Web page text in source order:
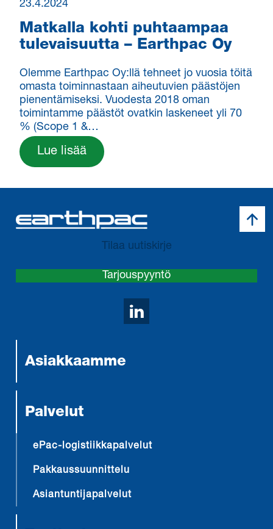
Lue lisää
23.4.2024
Matkalla kohti puhtaampaa
tulevaisuutta – Earthpac Oy
Olemme Earthpac Oy:llä tehneet jo vuosia töitä
omasta toiminnastaan aiheutuvien päästöjen
pienentämiseksi. Vuodesta 2018 oman
toimintamme päästöt ovatkin laskeneet yli 70
% (Scope 1 &…
Tilaa uutiskirje
Tarjouspyyntö
Avaa LinkedIn
Asiakkaamme
Palvelut
ePac-logistiikkapalvelut
Pakkaussuunnittelu
Asiantuntijapalvelut